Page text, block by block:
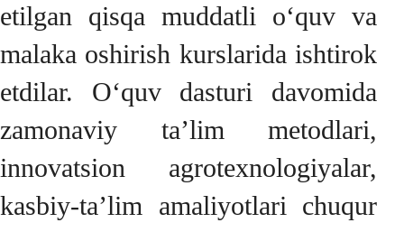
etilgan qisqa muddatli o‘quv va
malaka oshirish kurslarida ishtirok
etdilar. O‘quv dasturi davomida
zamonaviy ta’lim metodlari,
innovatsion agrotexnologiyalar,
kasbiy-ta’lim amaliyotlari chuqur